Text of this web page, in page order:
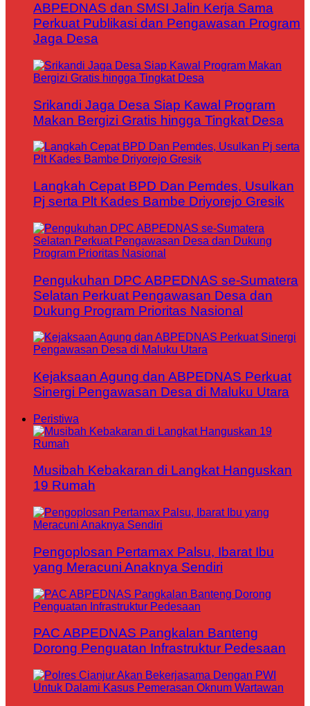
ABPEDNAS dan SMSI Jalin Kerja Sama
Perkuat Publikasi dan Pengawasan Program
Jaga Desa
Srikandi Jaga Desa Siap Kawal Program
Makan Bergizi Gratis hingga Tingkat Desa
Langkah Cepat BPD Dan Pemdes, Usulkan
Pj serta Plt Kades Bambe Driyorejo Gresik
Pengukuhan DPC ABPEDNAS se-Sumatera
Selatan Perkuat Pengawasan Desa dan
Dukung Program Prioritas Nasional
Kejaksaan Agung dan ABPEDNAS Perkuat
Sinergi Pengawasan Desa di Maluku Utara
Peristiwa
Musibah Kebakaran di Langkat Hanguskan
19 Rumah
Pengoplosan Pertamax Palsu, Ibarat Ibu
yang Meracuni Anaknya Sendiri
PAC ABPEDNAS Pangkalan Banteng
Dorong Penguatan Infrastruktur Pedesaan